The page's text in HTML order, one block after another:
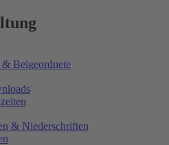
Beigeordnete
& Niederschriften